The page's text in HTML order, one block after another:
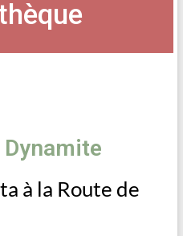
à la Route de